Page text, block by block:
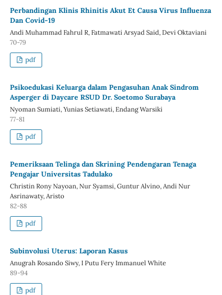
Perbandingan Klinis Rhinitis Akut Et Causa Virus Influenza
Dan Covid-19
Andi Muhammad Fahrul R, Fatmawati Arsyad Said, Devi Oktaviani
70-79
pdf
Psikoedukasi Keluarga dalam Pengasuhan Anak Sindrom
Asperger di Daycare RSUD Dr. Soetomo Surabaya
Nyoman Sumiati, Yunias Setiawati, Endang Warsiki
77-81
pdf
Pemeriksaan Telinga dan Skrining Pendengaran Tenaga
Pengajar Universitas Tadulako
Christin Rony Nayoan, Nur Syamsi, Guntur Alvino, Andi Nur
Asrinawaty, Aristo
82-88
pdf
Subinvolusi Uterus: Laporan Kasus
Anugrah Rosando Siwy, I Putu Fery Immanuel White
89-94
pdf